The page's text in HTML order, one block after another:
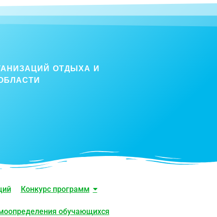
ОТДЫХА И
Конкурс программ
обучающихся